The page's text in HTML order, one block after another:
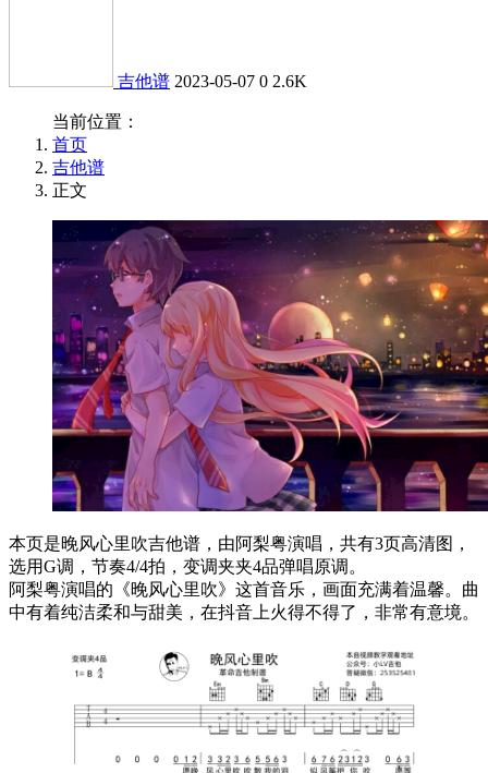
吉他谱 2023-05-07 0 2.6K
当前位置：
首页
吉他谱
正文
本页是晚风心里吹吉他谱，由阿梨粤演唱，共有3页高清图，
选用G调，节奏4/4拍，变调夹夹4品弹唱原调。
阿梨粤演唱的《晚风心里吹》这首音乐，画面充满着温馨。曲
中有着纯洁柔和与甜美，在抖音上火得不得了，非常有意境。